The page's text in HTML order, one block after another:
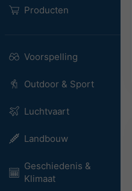
Producten
Voorspelling
Outdoor & Sport
Luchtvaart
Landbouw
Geschiedenis &
Klimaat